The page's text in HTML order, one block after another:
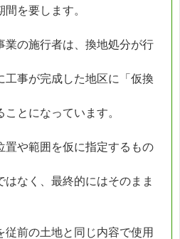
を要します。
業の施行者は、換地処分が行
工事が完成した地区に「仮換
とになっています。
置や範囲を仮に指定するもの
なく、最終的にはそのまま
前の土地と同じ内容で使用